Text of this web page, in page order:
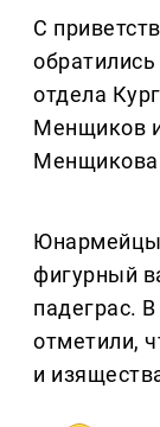
С
отдела
Менщиков
Юнармейцы
фигурный
падеграс.
отметили,
и